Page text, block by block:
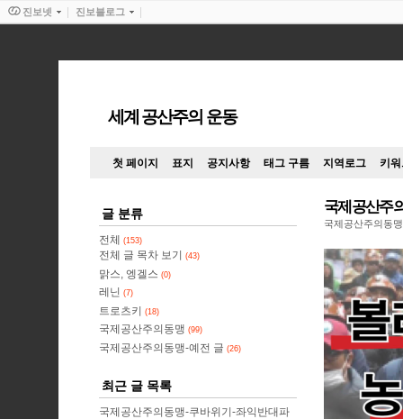
세계 공산주의 운동
첫 페이지 표지 공지사항 태그 구름 지역로그 키
국제공산주
국제공산주의동맹
글 분류
전체 (153)
전체 글 목차 보기 (43)
맑스, 엥겔스 (0)
레닌 (7)
트로츠키 (18)
국제공산주의동맹 (99)
국제공산주의동맹-예전 글 (26)
최근 글 목록
국제공산주의동맹-쿠바위기-좌익반대파
진보넷 진보블로그